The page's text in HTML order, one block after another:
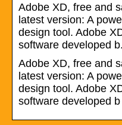
Adobe XD, free and
latest version: A
design tool. Adobe
software developed b.
Adobe XD, free and
latest version: A
design tool. Adobe
software developed b